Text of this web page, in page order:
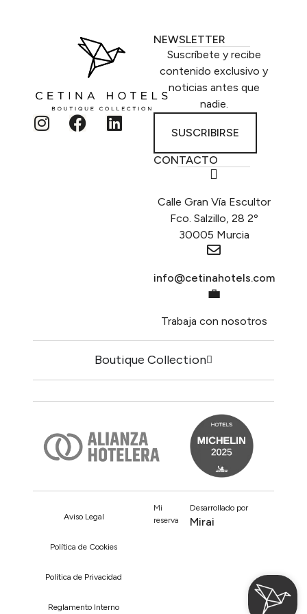
NEWSLETTER
Suscríbete y recibe
contenido exclusivo y
noticias antes que
nadie.
SUSCRIBIRSE
CONTACTO
Calle Gran Vía Escultor
Fco. Salzillo, 28 2º
30005 Murcia
info@cetinahotels.com
Trabaja con nosotros
Boutique Collection
Aviso Legal
Política de Cookies
Política de Privacidad
Reglamento Interno
Mi
reserva
Desarrollado por
Mirai